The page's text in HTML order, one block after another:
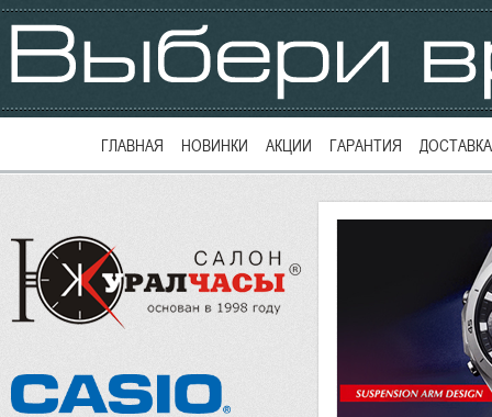
ГЛАВНАЯ НОВИНКИ АКЦИИ ГАРАНТИЯ ДОСТАВКА